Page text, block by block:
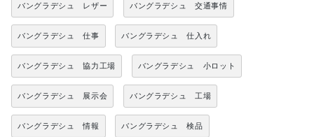
バングラデシュ レザー バングラデシュ 交通事情
バングラデシュ 仕事 バングラデシュ 仕入れ
バングラデシュ 協力工場 バングラデシュ 小ロット
バングラデシュ 展示会 バングラデシュ 工場
バングラデシュ 情報 バングラデシュ 検品